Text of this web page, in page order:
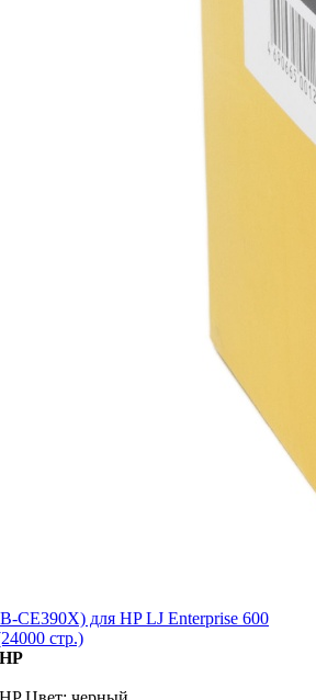
CE390X) для HP LJ Enterprise 600
стр.)
HP